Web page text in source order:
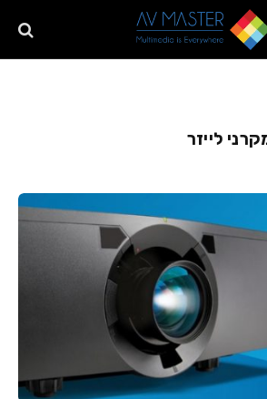
לייזר